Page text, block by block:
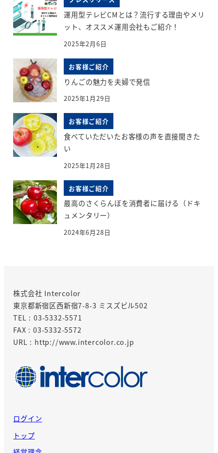
運用型テレビCMとは？流行する理由やメリ
ット、オススメ運用会社もご紹介！
2025年2月6日
お客様ご紹介
りんごの魅力を夫婦で発信
2025年1月29日
お客様ご紹介
食べていただいたお客様の声を直接聞きた
い
2025年1月28日
お客様ご紹介
最高のさくらんぼを消費者に届ける（ドキ
ュメンタリー）
2024年6月28日
株式会社 Intercolor
東京都新宿区西新宿7-8-3 ミスズビル502
TEL : 03-5332-5571
FAX : 03-5332-5572
URL : http://www.intercolor.co.jp
ログイン
トップ